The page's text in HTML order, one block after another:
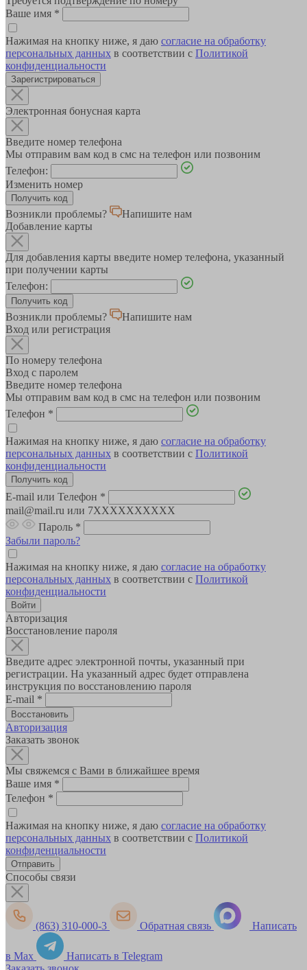
Ваше имя *
Нажимая на кнопку ниже, я даю согласие на обработку
персональных данных в соответствии с Политикой
конфиденциальности
Зарегистрироваться
Электронная бонусная карта
Введите номер телефона
Мы отправим вам код в смс на телефон или позвоним
Телефон:
Изменить номер
Возникли проблемы?
Напишите нам
Добавление карты
Для добавления карты введите номер телефона, указанный
при получении карты
Телефон:
Возникли проблемы?
Напишите нам
Вход или регистрация
По номеру телефона
Вход с паролем
Введите номер телефона
Мы отправим вам код в смс на телефон или позвоним
Телефон *
Нажимая на кнопку ниже, я даю согласие на обработку
персональных данных в соответствии с Политикой
конфиденциальности
E-mail или Телефон *
mail@mail.ru или 7XXXXXXXXXX
Пароль *
Забыли пароль?
Нажимая на кнопку ниже, я даю согласие на обработку
персональных данных в соответствии с Политикой
конфиденциальности
Авторизация
Восстановление пароля
Введите адрес электронной почты, указанный при
регистрации. На указанный адрес будет отправлена
инструкция по восстановлению пароля
E-mail *
Авторизация
Заказать звонок
Мы свяжемся с Вами в ближайшее время
Ваше имя *
Телефон *
Нажимая на кнопку ниже, я даю согласие на обработку
персональных данных в соответствии с Политикой
конфиденциальности
Способы связи
(863) 310-000-3 Обратная связь Написать
в Max
Написать в Telegram